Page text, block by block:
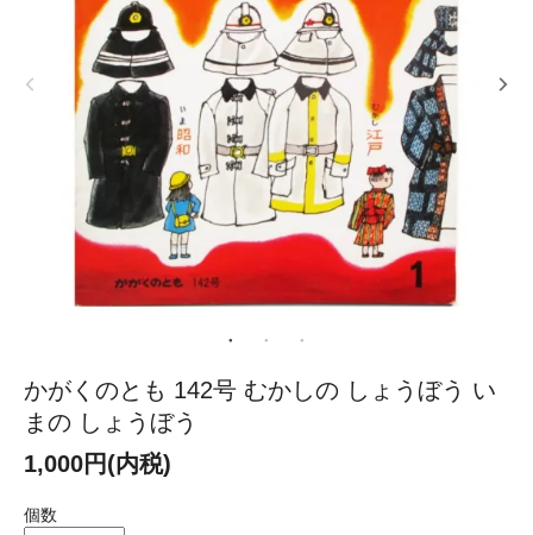
かがくのとも 142号 むかしの しょうぼう い
まの しょうぼう
1,000円(内税)
個数